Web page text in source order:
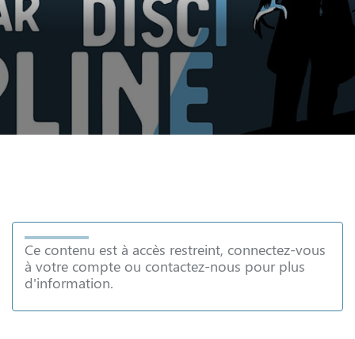
Ce contenu est à accès restreint, connectez-vous
à votre compte ou contactez-nous pour plus
d'information.